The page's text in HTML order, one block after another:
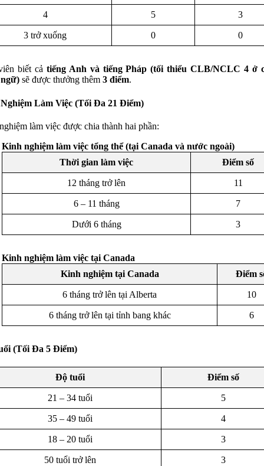
4 5 3
3 trở xuống 0 0
biết cả tiếng Anh và tiếng Pháp (tối thiểu CLB/NCLC 4 ở
sẽ được thưởng thêm 3 điểm.
Làm Việc (Tối Đa 21 Điểm)
làm việc được chia thành hai phần:
Kinh nghiệm làm việc tổng thể (tại Canada và nước ngoài)
Thời gian làm việc
Điểm số
12 tháng trở lên 11
6 – 11 tháng 7
Dưới 6 tháng 3
Kinh nghiệm làm việc tại Canada
Kinh nghiệm tại Canada
Điểm
6 tháng trở lên tại Alberta 10
6 tháng trở lên tại tỉnh bang khác 6
(Tối Đa 5 Điểm)
Độ tuổi Điểm số
21 – 34 tuổi 5
35 – 49 tuổi 4
18 – 20 tuổi 3
50 tuổi trở lên 3